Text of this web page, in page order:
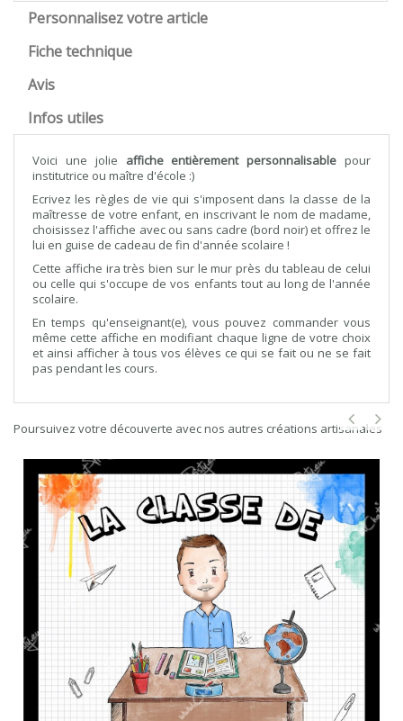
Personnalisez votre article
Fiche technique
Avis
Infos utiles
Voici une jolie affiche entièrement personnalisable pour
institutrice ou maître d'école :)
Ecrivez les règles de vie qui s'imposent dans la classe de la
maîtresse de votre enfant, en inscrivant le nom de madame,
choisissez l'affiche avec ou sans cadre (bord noir) et offrez le
lui en guise de cadeau de fin d'année scolaire !
Cette affiche ira très bien sur le mur près du tableau de celui
ou celle qui s'occupe de vos enfants tout au long de l'année
scolaire.
En temps qu'enseignant(e), vous pouvez commander vous
même cette affiche en modifiant chaque ligne de votre choix
et ainsi afficher à tous vos élèves ce qui se fait ou ne se fait
pas pendant les cours.
Poursuivez votre découverte avec nos autres créations artisanales